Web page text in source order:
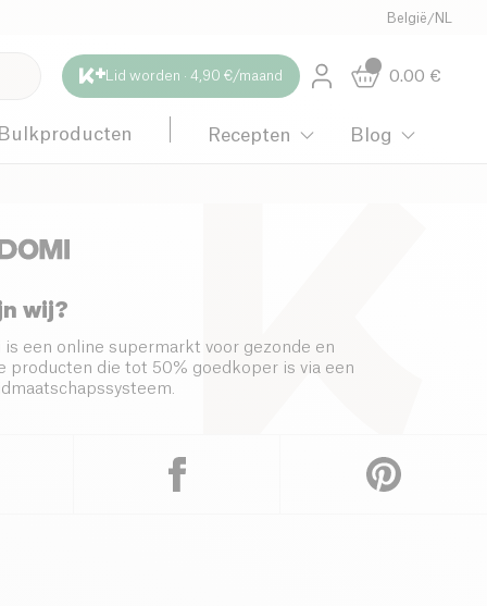
België /NL
Lid worden · 4,90 €/maand 0.00 €
Bulkproducten Recepten Blog
wij?
is een online supermarkt voor gezonde en
producten die tot 50% goedkoper is via een